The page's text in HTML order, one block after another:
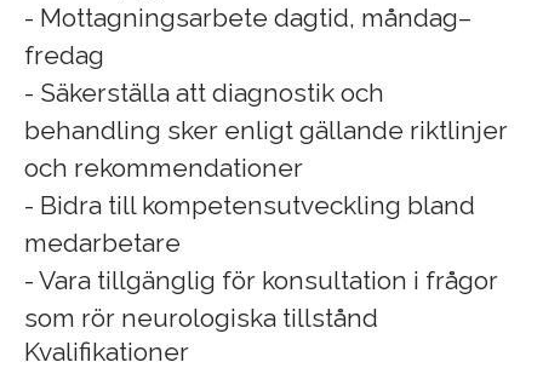
- Mottagningsarbete dagtid, måndag–
fredag
- Säkerställa att diagnostik och
behandling sker enligt gällande riktlinjer
och rekommendationer
- Bidra till kompetensutveckling bland
medarbetare
- Vara tillgänglig för konsultation i frågor
som rör neurologiska tillstånd
Kvalifikationer